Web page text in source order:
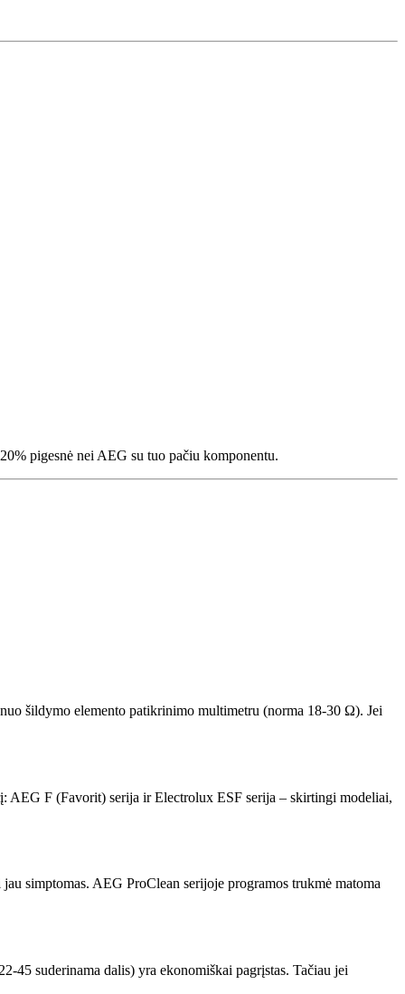
pigesnė nei AEG su tuo pačiu komponentu.
šildymo elemento patikrinimo multimetru (norma 18-30 Ω). Jei
AEG F (Favorit) serija ir Electrolux ESF serija – skirtingi modeliai,
simptomas. AEG ProClean serijoje programos trukmė matoma
45 suderinama dalis) yra ekonomiškai pagrįstas. Tačiau jei